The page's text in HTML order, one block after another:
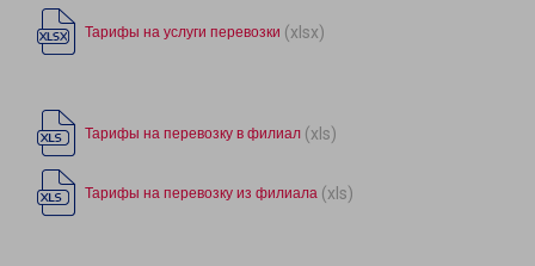
Тарифы на услуги перевозки (xlsx)
Тарифы на перевозку в филиал (xls)
Тарифы на перевозку из филиала (xls)